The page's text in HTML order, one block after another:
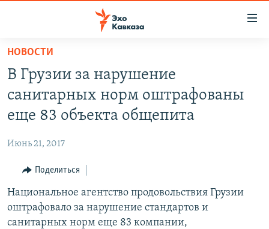
Вернуться
основному
содержанию
Вернутся
главной
Вернутся
поиску
ТБИЛИСИ
СУХУМИ
ВЕСЬ КАВКАЗ
СЕВЕРНЫЙ КАВКАЗ
АРМЕНИЯ
АЗЕРБАЙДЖАН
ТЕМЫ
ПОЛИТИКА
ЭКОНОМИКА
РУБРИКИ
НЕКРУГЛЫЙ СТОЛ
МУЛЬТИМЕДИА
НОВОСТИ
В Грузии за нарушение
санитарных норм оштрафованы
еще 83 объекта общепита
Июнь 21, 2017
Поделиться
Национальное агентство продовольствия Грузии
оштрафовало за нарушение стандартов и
санитарных норм еще 83 компании,